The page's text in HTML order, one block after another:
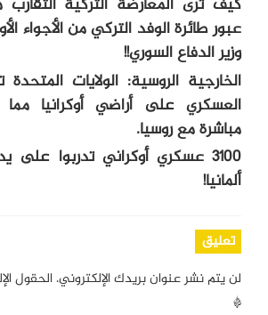
عبور طائرة الوفد التركي من الأجواء
وزير الدفاع السوري!!
الخارجية الروسية: الولايات
العسكري على أراضي أوكرانيا
مباشرة مع روسيا.
3100 عسكري أوكراني تدربوا على
ألمانيا!
تعليق
لن يتم نشر عنوان بريدك الإلكتروني. الحقول
*